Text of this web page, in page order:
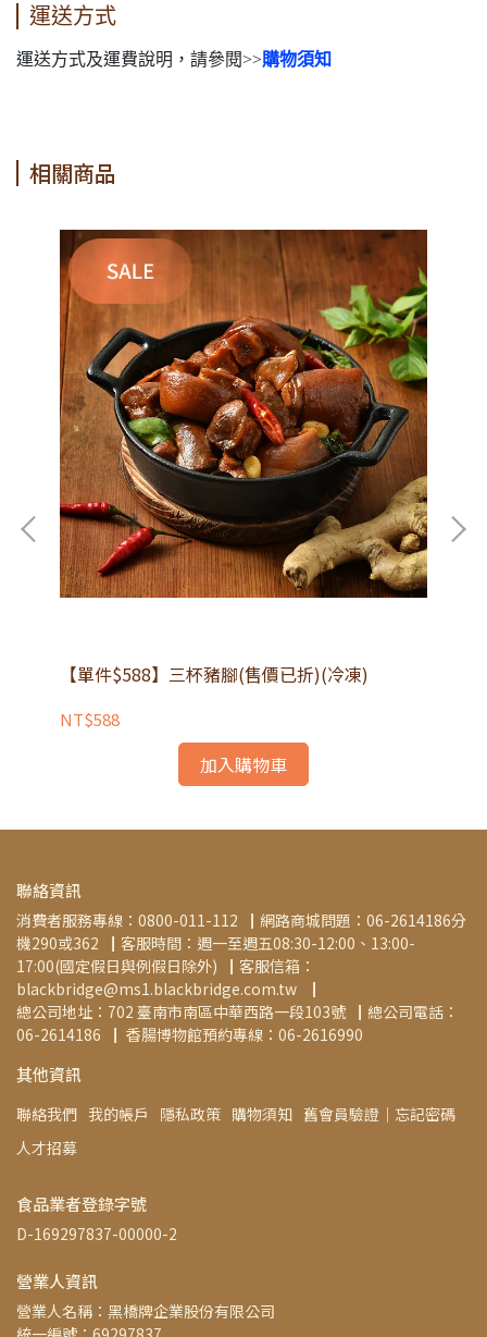
運送方式
運送方式及運費說明，請參閱>>購物須知
相關商品
【單件$588】三杯豬腳(售價已折)(冷凍)
NT$588
加入購物車
聯絡資訊
消費者服務專線：0800-011-112▕  網路商城問題：06-2614186分
機290或362▕  客服時間：週一至週五08:30-12:00、13:00-
17:00(國定假日與例假日除外)▕  客服信箱：
blackbridge@ms1.blackbridge.com.tw ▕
總公司地址：702 臺南市南區中華西路一段103號▕  總公司電話：
06-2614186▕   香腸博物館預約專線：06-2616990
其他資訊
聯絡我們 我的帳戶 隱私政策 購物須知 舊會員驗證│忘記密碼
人才招募
食品業者登錄字號
D-169297837-00000-2
營業人資訊
營業人名稱：黑橋牌企業股份有限公司